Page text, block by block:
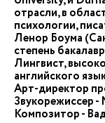
отрасли, в
психологии,
Ленор Боума
степень
Лингвист,
английского
Арт-директор
Звукорежиссер
Композитор -